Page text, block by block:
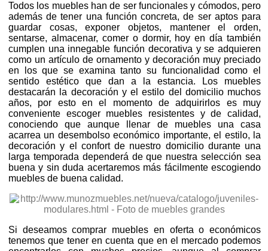
Todos los muebles han de ser funcionales y cómodos, pero
además de tener una función concreta, de ser aptos para
guardar cosas, exponer objetos, mantener el orden,
sentarse, almacenar, comer o dormir, hoy en día también
cumplen una innegable función decorativa y se adquieren
como un artículo de ornamento y decoración muy preciado
en los que se examina tanto su funcionalidad como el
sentido estético que dan a la estancia. Los muebles
destacarán la decoración y el estilo del domicilio muchos
años, por esto en el momento de adquirirlos es muy
conveniente escoger muebles resistentes y de calidad,
conociendo que aunque llenar de muebles una casa
acarrea un desembolso económico importante, el estilo, la
decoración y el confort de nuestro domicilio durante una
larga temporada dependerá de que nuestra selección sea
buena y sin duda acertaremos más fácilmente escogiendo
muebles de buena calidad.
Si deseamos comprar muebles en oferta o económicos
tenemos que tener en cuenta que en el mercado podemos